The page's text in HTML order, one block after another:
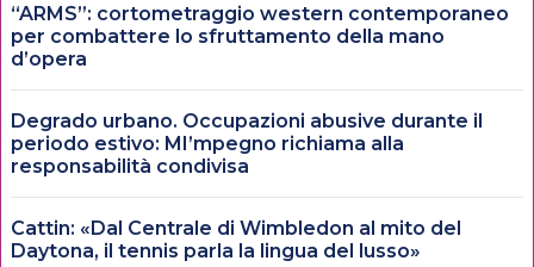
“ARMS”: cortometraggio western contemporaneo
per combattere lo sfruttamento della mano
d’opera
Degrado urbano. Occupazioni abusive durante il
periodo estivo: MI’mpegno richiama alla
responsabilità condivisa
Cattin: «Dal Centrale di Wimbledon al mito del
Daytona, il tennis parla la lingua del lusso»